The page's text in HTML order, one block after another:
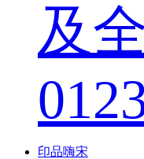
及
印品嗨宋